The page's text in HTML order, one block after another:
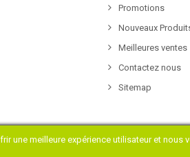
une meilleure expérience utilisateur et
Promotions
Nouveaux
Meilleures ventes
Contactez nous
Sitemap